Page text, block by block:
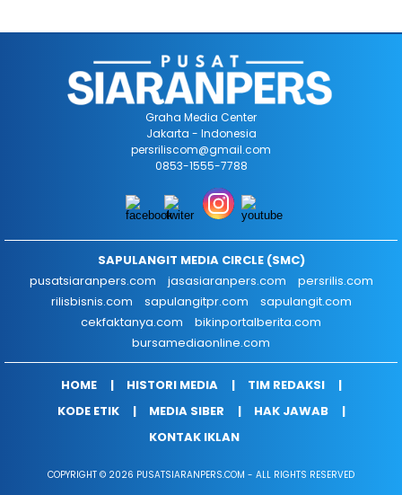
Graha Media Center
Jakarta - Indonesia
persriliscom@gmail.com
0853-1555-7788
SAPULANGIT MEDIA CIRCLE (SMC)
pusatsiaranpers.com
jasasiaranpers.com
persrilis.com
rilisbisnis.com
sapulangitpr.com
sapulangit.com
cekfaktanya.com
bikinportalberita.com
bursamediaonline.com
HOME HISTORI MEDIA
TIM REDAKSI
KODE ETIK
MEDIA SIBER
HAK JAWAB
KONTAK IKLAN
COPYRIGHT © 2026 PUSATSIARANPERS.COM - ALL RIGHTS RESERVED